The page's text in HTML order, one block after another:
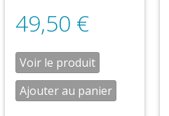
49,50 €
Voir le produit
Ajouter au panier